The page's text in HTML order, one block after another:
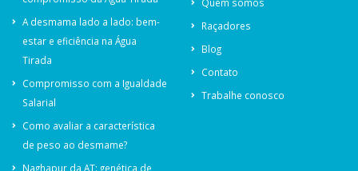
A desmama lado a lado: bem-
estar e eficiência na Água
Tirada
Compromisso com a Igualdade
Salarial
Como avaliar a característica
de peso ao desmame?
Naghapur da AT: genética de
Raçadores
Blog
Contato
Trabalhe conosco